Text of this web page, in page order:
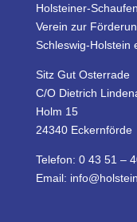
Holsteiner-
Verein zur
Schleswig-Holstein
Sitz Gut Osterrade
C/O Dietrich
Holm 15
24340 Eckernförde
Telefon: 0 43 51 –
Email: